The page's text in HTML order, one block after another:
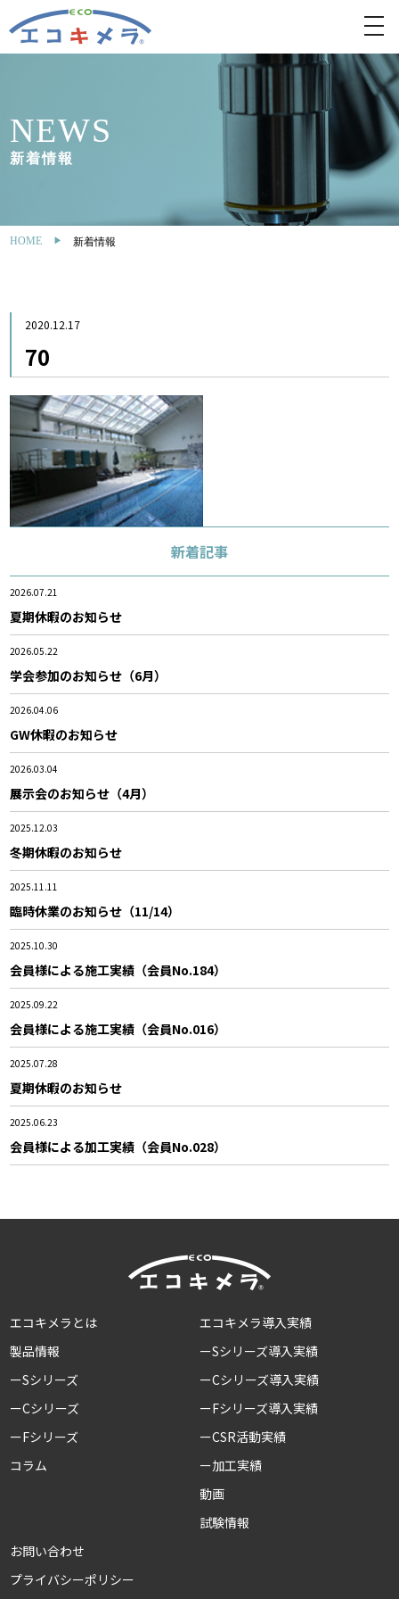
NEWS
新着情報
HOME 新着情報
2020.12.17
70
新着記事
2026.07.21
夏期休暇のお知らせ
2026.05.22
学会参加のお知らせ（6月）
2026.04.06
GW休暇のお知らせ
2026.03.04
展示会のお知らせ（4月）
2025.12.03
冬期休暇のお知らせ
2025.11.11
臨時休業のお知らせ（11/14）
2025.10.30
会員様による施工実績（会員No.184）
2025.09.22
会員様による施工実績（会員No.016）
2025.07.28
夏期休暇のお知らせ
2025.06.23
会員様による加工実績（会員No.028）
エコキメラとは
製品情報
ーSシリーズ
ーCシリーズ
ーFシリーズ
コラム
エコキメラ導入実績
ーSシリーズ導入実績
ーCシリーズ導入実績
ーFシリーズ導入実績
ーCSR活動実績
ー加工実績
動画
試験情報
お問い合わせ
プライバシーポリシー